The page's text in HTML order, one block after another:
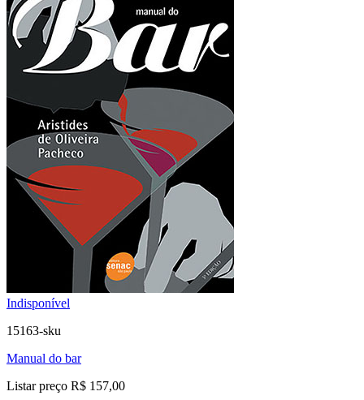
Indisponível
15163-sku
Manual do bar
Listar preço R$ 157,00